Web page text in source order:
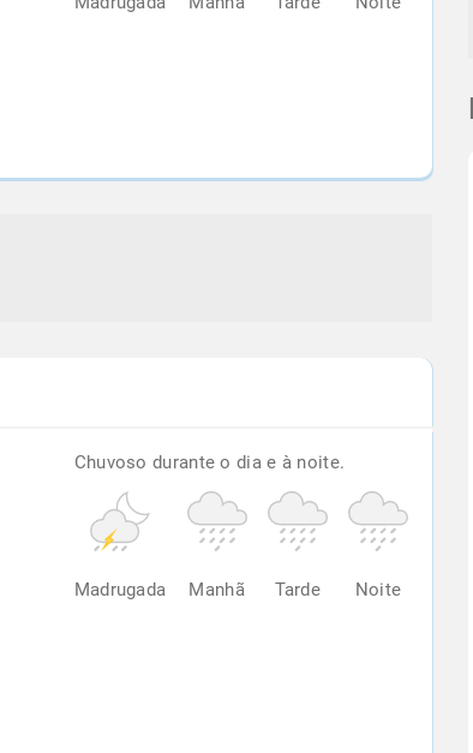
Chuvoso durante o dia e à noite.
Madrugada Manhã Tarde Noite